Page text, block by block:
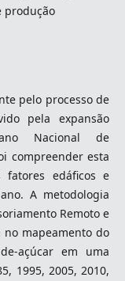
produção
pelo processo de
pela expansão
Nacional de
compreender esta
edáficos e
A metodologia
Remoto e
no mapeamento do
açúcar em uma
1995, 2005, 2010,